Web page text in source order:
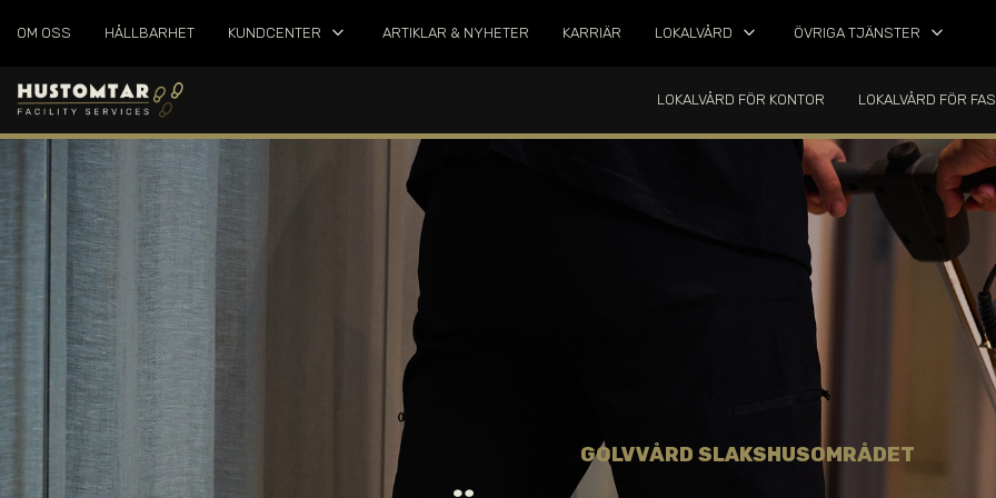
OM OSS HÅLLBARHET KUNDCENTER keyboard_arrow_down ARTIKLAR & NYHETER KARRIÄR LOKALVÅRD keyboard_arrow_down ÖVRIGA TJÄNSTER keyboard_arrow_down
LOKALVÅRD FÖR KONTOR LOKALVÅRD FÖR
GOLVVÅRD SLAKSHUSOMRÅDET